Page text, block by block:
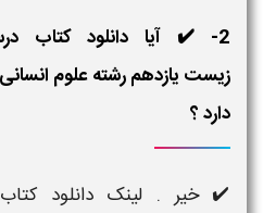
2- ✔️ آیا دانلود کتاب
زیست یازدهم رشته علوم
دارد ؟
✔️ خیر . لینک دانلود